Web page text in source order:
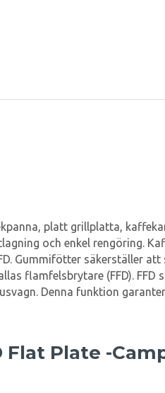
platt grillplatta,
och enkel rengöring.
Gummifötter säkerställer
flamfelsbrytare (FFD).
Denna funktion
Flat Plate -